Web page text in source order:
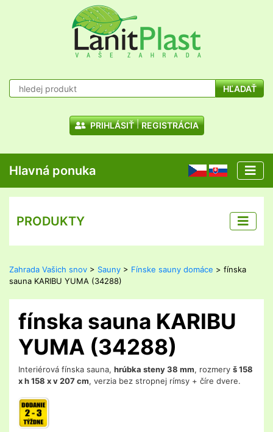
HĽADAŤ
PRIHLÁSIŤ REGISTRÁCIA
Hlavná ponuka CZ SK
PRODUKTY
Zahrada Vašich snov > Sauny > Fínske sauny domáce > fínska
sauna KARIBU YUMA (34288)
fínska sauna KARIBU
YUMA (34288)
Interiérová fínska sauna, hrúbka steny 38 mm, rozmery š 158
x h 158 x v 207 cm, verzia bez stropnej rímsy + číre dvere.